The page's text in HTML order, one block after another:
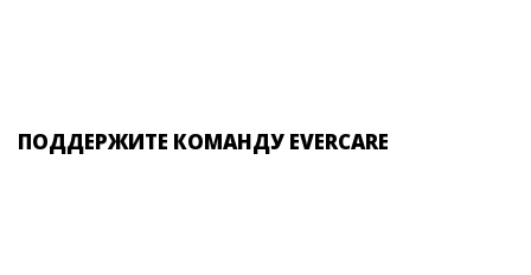
ПОДДЕРЖИТЕ КОМАНДУ EVERCARE